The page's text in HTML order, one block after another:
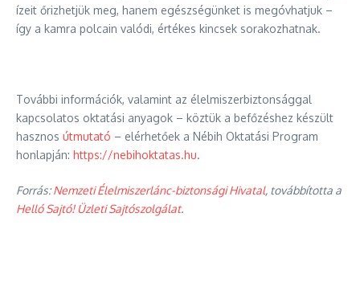
ízeit őrizhetjük meg, hanem egészségünket is megóvhatjuk –
így a kamra polcain valódi, értékes kincsek sorakozhatnak.
További információk, valamint az élelmiszerbiztonsággal
kapcsolatos oktatási anyagok – köztük a befőzéshez készült
hasznos útmutató – elérhetőek a Nébih Oktatási Program
honlapján: https://nebihoktatas.hu.
Forrás:Nemzeti Élelmiszerlánc-biztonsági Hivatal, továbbította a
Helló Sajtó! Üzleti Sajtószolgálat.